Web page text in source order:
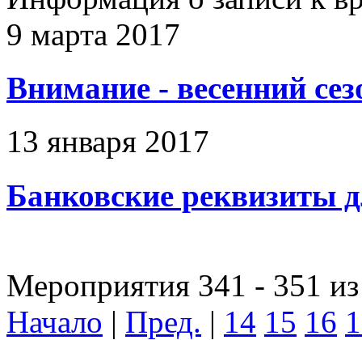
9 марта 2017
Внимание - весенний
13 января 2017
Банковские реквизиты
Мероприятия 341 - 351
Начало | Пред. | 14 15 16